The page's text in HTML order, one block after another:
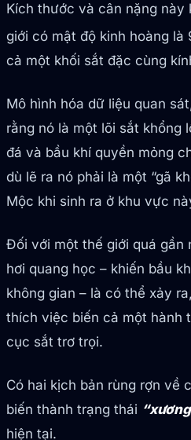
Kích thước và cân nặng này
giới có mật độ kinh hoàng là
cả một khối sắt đặc cùng
Mô hình hóa dữ liệu quan
rằng nó là một lõi sắt khổng
đá và bầu khí quyền mỏng
dù lẽ ra nó phải là một “gã
Mộc khi sinh ra ở khu vực
Đối với một thế giới quá gần
hơi quang học – khiến bầu
không gian – là có thể xảy
thích việc biến cả một hành
cục sắt trơ trọi.
Có hai kịch bản rùng rợn về
biến thành trạng thái
hiện tại.